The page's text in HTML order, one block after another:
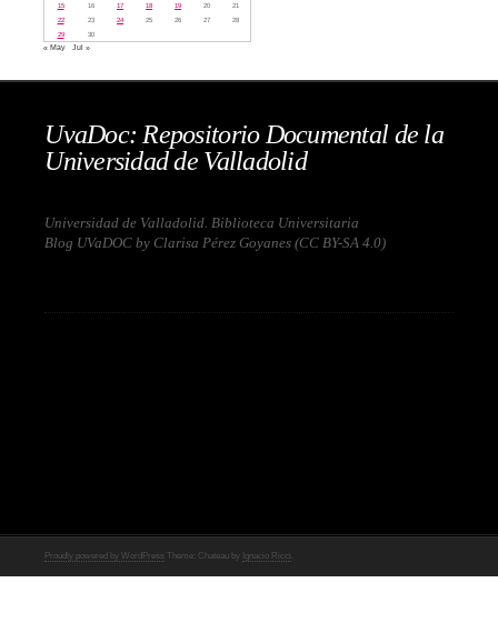
15
16 17 18 19 20
21
22
23 24 25 26 27
28
29
30
« May Jul »
UvaDoc: Repositorio Documental de la
Universidad de Valladolid
Universidad de Valladolid. Biblioteca Universitaria
Blog UVaDOC by Clarisa Pérez Goyanes (CC BY-SA 4.0)
Proudly powered by WordPress Theme: Chateau by Ignacio Ricci